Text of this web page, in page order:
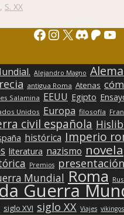
, S. XX
Facebook
Instagram
X Discord
Alejandro Magno
antigua Roma Atenas
Salamina EEUU Egipto
Unidos Europa filosofía
civil española
histórica Imperio
literatura nazismo novela
Premios presentación
Mundial Roma
Guerra
siglo XVI siglo XX Viajes vikingos